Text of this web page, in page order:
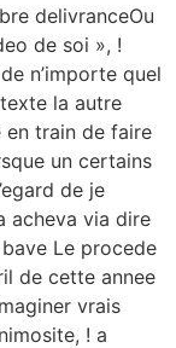
delivranceOu
de soi », !
n’importe quel
la autre
en train de faire
un certains
de je
acheva via dire
Le procede
de cette annee
vrais
! a